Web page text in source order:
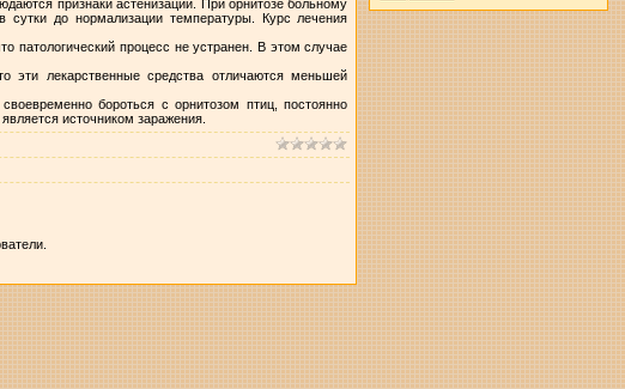
признаки астенизации. При орнитозе больному
сутки до нормализации температуры. Курс лечения
патологический процесс не устранен. В этом случае
эти лекарственные средства отличаются меньшей
бороться с орнитозом птиц, постоянно
источником заражения.